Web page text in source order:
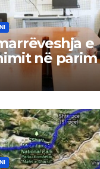
e
në parim
Abdixhikut